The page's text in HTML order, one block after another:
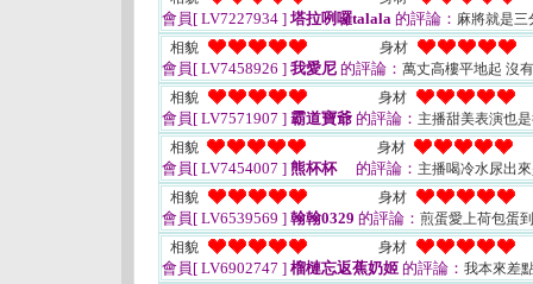
會員[ LV7227934 ]塔拉咧囉talala 的評論： 麻將就是
相貌
身材
會員[ LV7458926 ] 我愛尼 的評論： 萬丈高樓平地起 沒
相貌
身材
會員[ LV7571907 ] 霸道寶爺 的評論： 主播甜美表演也
相貌
身材
會員[ LV7454007 ] 熊杯杯 的評論： 主播喝冷水尿出
相貌
身材
會員[ LV6539569 ] 翰翰0329 的評論： 煎蛋愛上荷包蛋
相貌
身材
會員[ LV6902747 ] 榴槤忘返蕉奶姬 的評論： 我本來差